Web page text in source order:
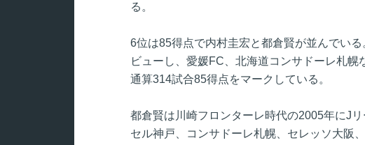
る。
6位は85得点で内村圭宏と都倉賢が並んでい
ビューし、愛媛FC、北海道コンサドーレ札
通算314試合85得点をマークしている。
都倉賢は川崎フロンターレ時代の2005年にJ
セル神戸、コンサドーレ札幌、セレッソ大阪